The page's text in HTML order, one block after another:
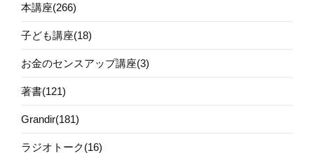
本講座(266)
子ども講座(18)
お金のセンスアップ講座(3)
著書(121)
Grandir(181)
ラジオトーク(16)